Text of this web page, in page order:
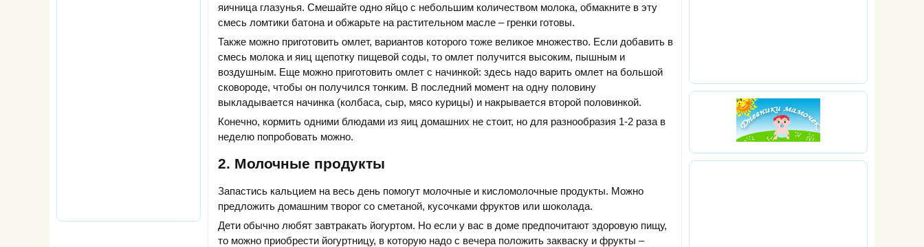
яичница глазунья. Смешайте одно яйцо с небольшим количеством молока, обмакните в эту
смесь ломтики батона и обжарьте на растительном масле – гренки готовы.
Также можно приготовить омлет, вариантов которого тоже великое множество. Если добавить в
смесь молока и яиц щепотку пищевой соды, то омлет получится высоким, пышным и
воздушным. Еще можно приготовить омлет с начинкой: здесь надо варить омлет на большой
сковороде, чтобы он получился тонким. В последний момент на одну половину
выкладывается начинка (колбаса, сыр, мясо курицы) и накрывается второй половинкой.
Конечно, кормить одними блюдами из яиц домашних не стоит, но для разнообразия 1-2 раза в
неделю попробовать можно.
2. Молочные продукты
Запастись кальцием на весь день помогут молочные и кисломолочные продукты. Можно
предложить домашним творог со сметаной, кусочками фруктов или шоколада.
Дети обычно любят завтракать йогуртом. Но если у вас в доме предпочитают здоровую пищу,
то можно приобрести йогуртницу, в которую надо с вечера положить закваску и фрукты –